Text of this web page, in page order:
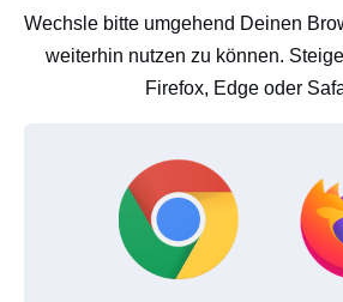
Wechsle bitte umgehend Deinen
weiterhin nutzen zu können.
Firefox, Edge oder